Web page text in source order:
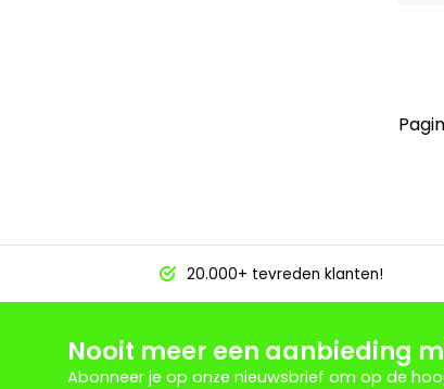
20.000+ tevreden klanten!
Nooit meer een aanbieding
Abonneer je op onze nieuwsbrief om op de